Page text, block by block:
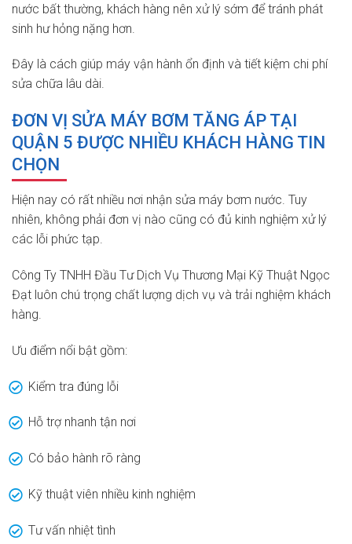
nước bất thường, khách hàng nên xử lý sớm để tránh phát
sinh hư hỏng nặng hơn.
Đây là cách giúp máy vận hành ổn định và tiết kiệm chi phí
sửa chữa lâu dài.
ĐƠN VỊ SỬA MÁY BƠM TĂNG ÁP TẠI
QUẬN 5 ĐƯỢC NHIỀU KHÁCH HÀNG TIN
CHỌN
Hiện nay có rất nhiều nơi nhận sửa máy bơm nước. Tuy
nhiên, không phải đơn vị nào cũng có đủ kinh nghiệm xử lý
các lỗi phức tạp.
Công Ty TNHH Đầu Tư Dịch Vụ Thương Mại Kỹ Thuật Ngọc
Đạt luôn chú trọng chất lượng dịch vụ và trải nghiệm khách
hàng.
Ưu điểm nổi bật gồm:
Kiểm tra đúng lỗi
Hỗ trợ nhanh tận nơi
Có bảo hành rõ ràng
Kỹ thuật viên nhiều kinh nghiệm
Tư vấn nhiệt tình